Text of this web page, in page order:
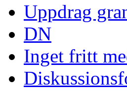
Uppdrag
DN
Inget fritt